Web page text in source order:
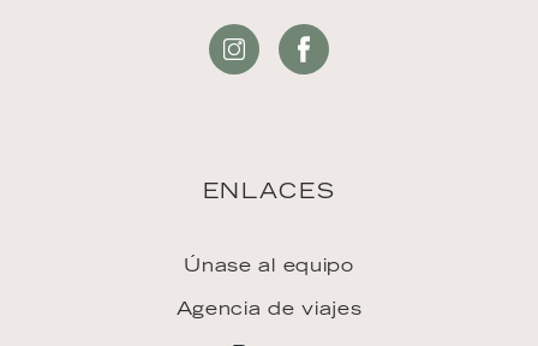
ENLACES
Únase al equipo
Agencia de viajes